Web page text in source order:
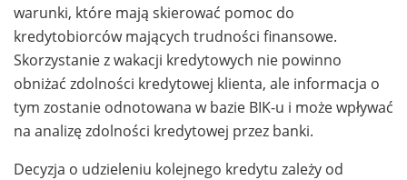
warunki, które mają skierować pomoc do
kredytobiorców mających trudności finansowe.
Skorzystanie z wakacji kredytowych nie powinno
obniżać zdolności kredytowej klienta, ale informacja o
tym zostanie odnotowana w bazie BIK-u i może wpływać
na analizę zdolności kredytowej przez banki.
Decyzja o udzieleniu kolejnego kredytu zależy od